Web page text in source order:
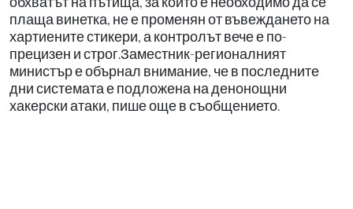
плаща винетка, не е променян от въвеждането на
хартиените стикери, а контролът вече е по-
прецизен и строг.Заместник-регионалният
министър е обърнал внимание, че в последните
дни системата е подложена на денонощни
хакерски атаки, пише още в съобщението.